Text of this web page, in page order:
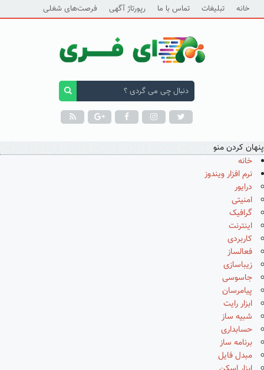
خانه تبلیغات تماس با ما رپورتاژ آگهی فرصت‌های شغلی
پنهان کردن منو
خانه
نرم افزار ویندوز
درایور
امنیتی
گرافیک
اینترنت
کاربردی
فعالساز
زیباسازی
جاسوسی
پیامرسان
ابزار رایت
شبیه ساز
حسابداری
برنامه ساز
مبدل فایل